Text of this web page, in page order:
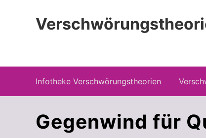
Hauptnavigation
Seitenspalte
Infotheke Verschwörungstheorien
Gegenwind für